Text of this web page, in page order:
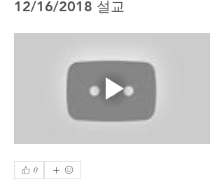
12/16/2018 설교
0